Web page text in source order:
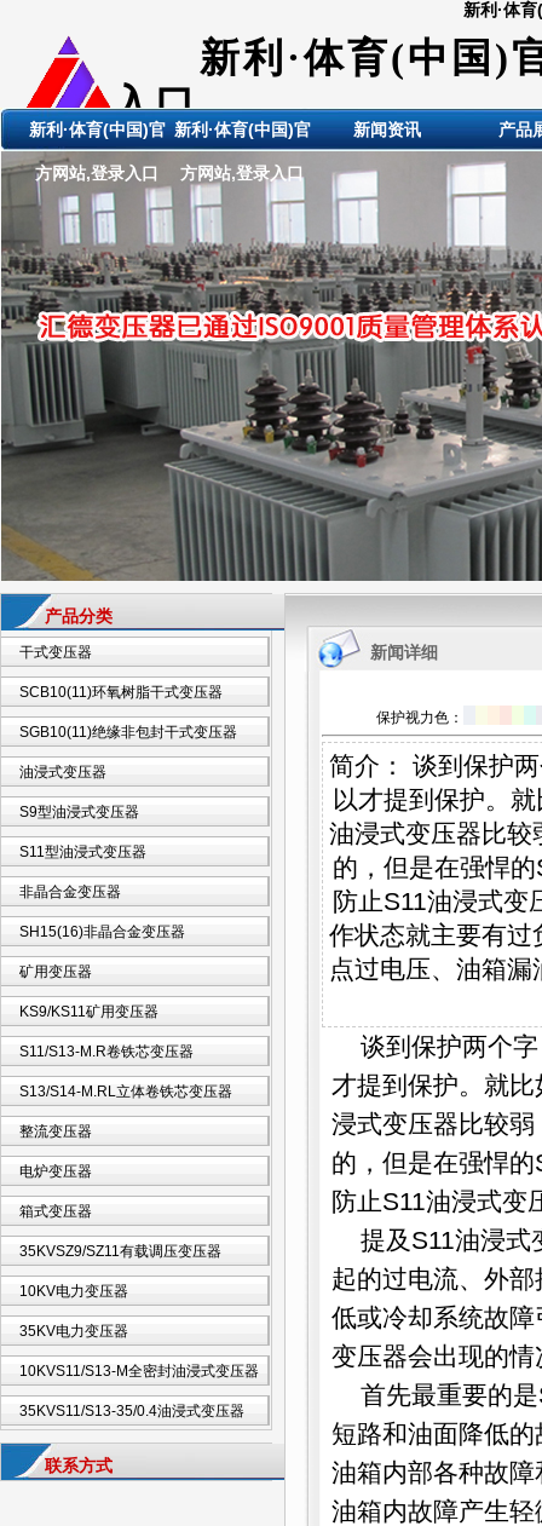
新利·体
新利·体育(中国)
入口
ShanDong HuiDE
新利·体育(中国)官
方网站,登录入口
新利·体育(中国)官
方网站,登录入口
新闻资讯 产品
产品分类
干式变压器
SCB10(11)环氧树脂干式变压器
SGB10(11)绝缘非包封干式变压器
油浸式变压器
S9型油浸式变压器
S11型油浸式变压器
非晶合金变压器
SH15(16)非晶合金变压器
矿用变压器
KS9/KS11矿用变压器
S11/S13-M.R卷铁芯变压器
S13/S14-M.RL立体卷铁芯变压器
整流变压器
电炉变压器
箱式变压器
35KVSZ9/SZ11有载调压变压器
10KV电力变压器
35KV电力变压器
10KVS11/S13-M全密封油浸式变压器
35KVS11/S13-35/0.4油浸式变压器
联系方式
新闻详细
保护视力色：
简介： 谈到保护
以才提到保护。
油浸式变压器比较
的，但是在强悍
防止S11油浸式变
作状态就主要有过
点过电压、油箱
谈到保护两个
才提到保护。就
浸式变压器比较
的，但是在强悍
防止S11油浸式变
提及S11油浸式
起的过电流、外
低或冷却系统故
变压器会出现的
首先最重要的
短路和油面降低
油箱内部各种故
油箱内故障产生